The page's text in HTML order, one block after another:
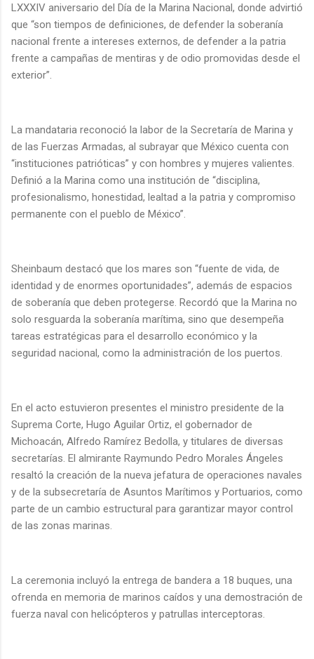
LXXXIV aniversario del Día de la Marina Nacional, donde advirtió
que “son tiempos de definiciones, de defender la soberanía
nacional frente a intereses externos, de defender a la patria
frente a campañas de mentiras y de odio promovidas desde el
exterior”.
La mandataria reconoció la labor de la Secretaría de Marina y
de las Fuerzas Armadas, al subrayar que México cuenta con
“instituciones patrióticas” y con hombres y mujeres valientes.
Definió a la Marina como una institución de “disciplina,
profesionalismo, honestidad, lealtad a la patria y compromiso
permanente con el pueblo de México”.
Sheinbaum destacó que los mares son “fuente de vida, de
identidad y de enormes oportunidades”, además de espacios
de soberanía que deben protegerse. Recordó que la Marina no
solo resguarda la soberanía marítima, sino que desempeña
tareas estratégicas para el desarrollo económico y la
seguridad nacional, como la administración de los puertos.
En el acto estuvieron presentes el ministro presidente de la
Suprema Corte, Hugo Aguilar Ortiz, el gobernador de
Michoacán, Alfredo Ramírez Bedolla, y titulares de diversas
secretarías. El almirante Raymundo Pedro Morales Ángeles
resaltó la creación de la nueva jefatura de operaciones navales
y de la subsecretaría de Asuntos Marítimos y Portuarios, como
parte de un cambio estructural para garantizar mayor control
de las zonas marinas.
La ceremonia incluyó la entrega de bandera a 18 buques, una
ofrenda en memoria de marinos caídos y una demostración de
fuerza naval con helicópteros y patrullas interceptoras.